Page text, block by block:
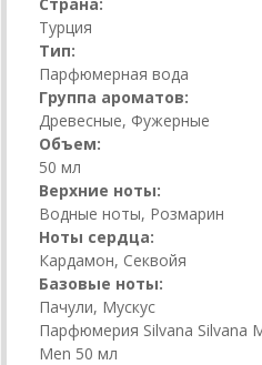
Турция
Тип:
Парфюмерная вода
Группа ароматов:
Древесные, Фужерные
Объем:
50 мл
Верхние ноты:
Водные ноты, Розмарин
Ноты сердца:
Кардамон, Секвойя
Базовые ноты:
Пачули, Мускус
Парфюмерия Silvana Silvana
Men 50 мл